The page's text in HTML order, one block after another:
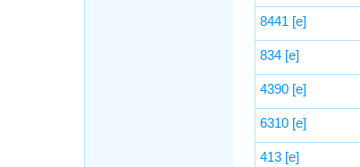
8441 [e]
834 [e]
4390 [e]
6310 [e]
413 [e]